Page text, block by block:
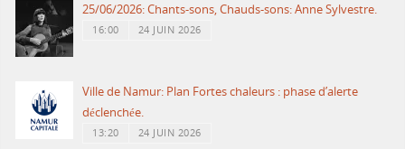
25/06/2026: Chants-sons, Chauds-sons: Anne Sylvestre.
16:00 24 JUIN 2026
Ville de Namur: Plan Fortes chaleurs : phase d’alerte
déclenchée.
13:20 24 JUIN 2026